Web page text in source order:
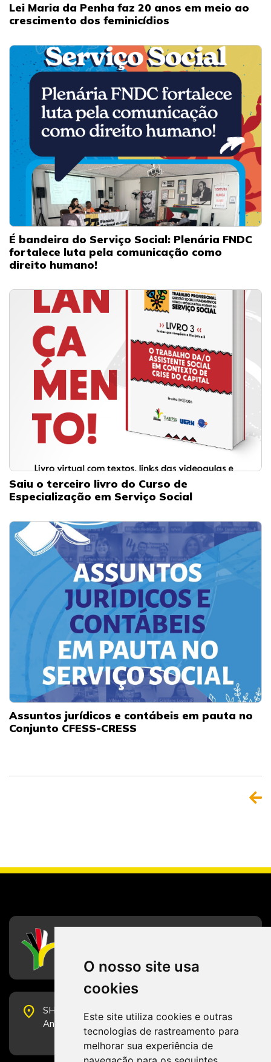
O nosso site usa
cookies
Este site utiliza cookies e outras
tecnologias de rastreamento para
melhorar sua experiência de
Lei Maria da Penha faz 20 anos em meio ao
crescimento dos feminicídios
É bandeira do Serviço Social: Plenária FNDC
fortalece luta pela comunicação como
direito humano!
Saiu o terceiro livro do Curso de
Especialização em Serviço Social
Assuntos jurídicos e contábeis em pauta no
Conjunto CFESS-CRESS
place
SHS Quadra 6, Bloco E, Complexo Brasil 21, 20º
Andar, Sala 2001 - CEP 70322-915 - Brasília/DF